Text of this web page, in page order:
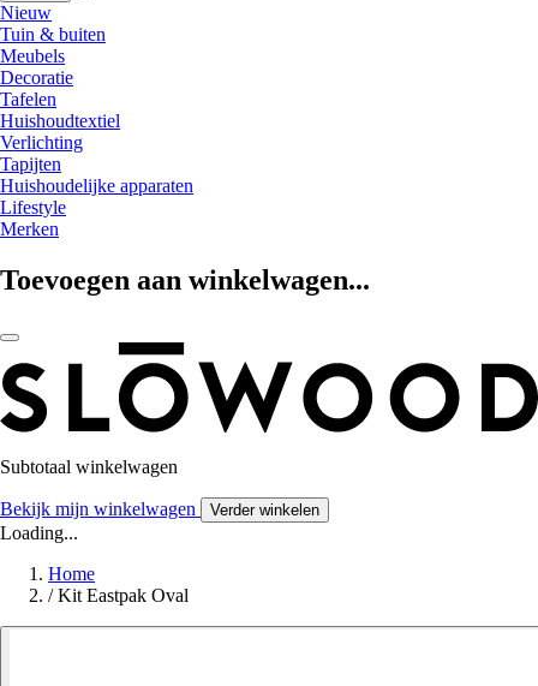
Nieuw
Tuin & buiten
Meubels
Decoratie
Tafelen
Huishoudtextiel
Verlichting
Tapijten
Huishoudelijke apparaten
Lifestyle
Merken
Toevoegen aan winkelwagen...
Subtotaal winkelwagen
Bekijk mijn winkelwagen Verder winkelen
Loading...
Home
/ Kit Eastpak Oval